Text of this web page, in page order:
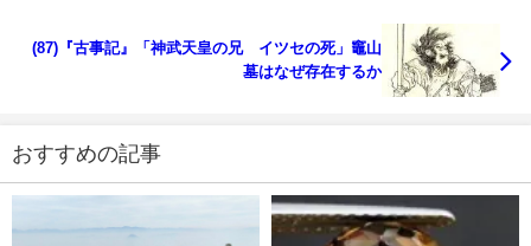
(87)『古事記』「神武天皇の兄 イツセの死」竈山
墓はなぜ存在するか
おすすめの記事